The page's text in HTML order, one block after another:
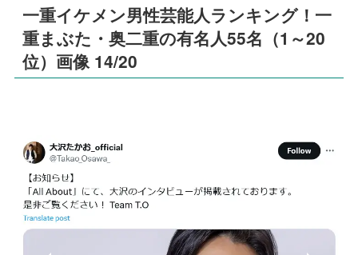
一重イケメン男性芸能人ランキング！一
重まぶた・奥二重の有名人55名（1～20
位）画像 14/20